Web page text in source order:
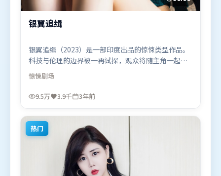
银翼追缉
银翼追缉（2023）是一部印度出品的惊悚类型作品。
科技与伦理的边界被一再试探，观众将随主角一起经
历道德震荡。高潮段落信息密度高，情绪释放与主题
回扣同时完成。由詹姆斯·卡梅隆执导，宋康昊、全
智贤、张译，孙艺珍等联袂出演。影片于2023年2月
材的观众观看。
惊悚剧场
9.5万 3.9千 3年前
热门